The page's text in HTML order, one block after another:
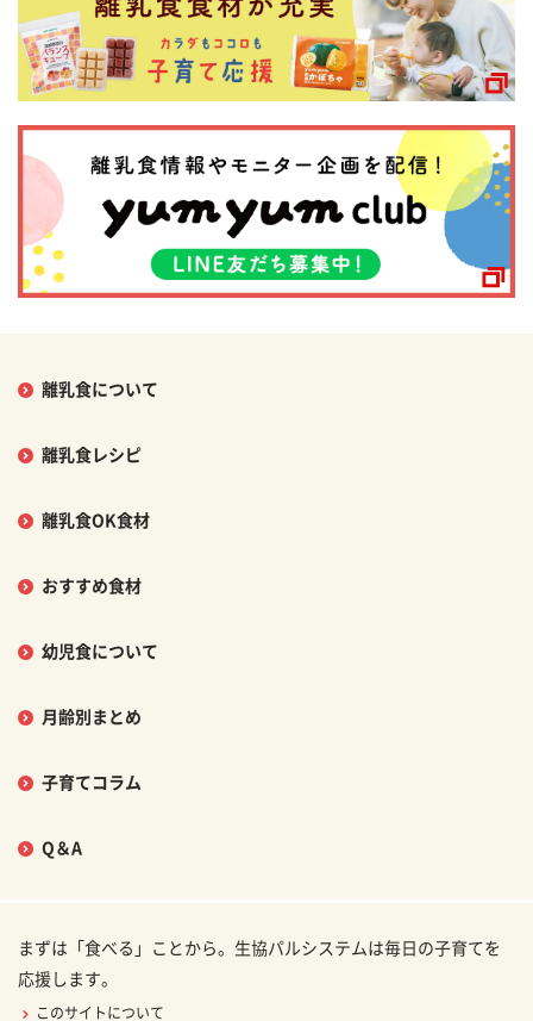
離乳食について
離乳食レシピ
離乳食OK食材
おすすめ食材
幼児食について
月齢別まとめ
子育てコラム
Q＆A
まずは「食べる」ことから。生協パルシステムは毎日の子育てを
応援します。
このサイトについて